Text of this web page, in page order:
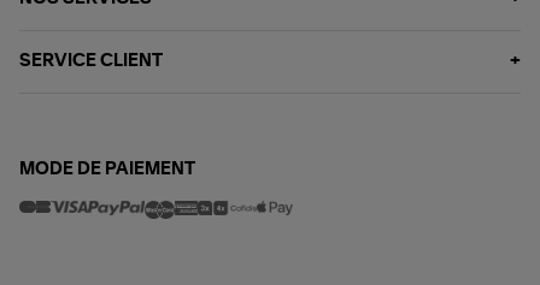
SERVICE CLIENT
MODE DE PAIEMENT